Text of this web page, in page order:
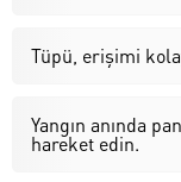
Tüpü, erişimi
Yangın anında
hareket edin.